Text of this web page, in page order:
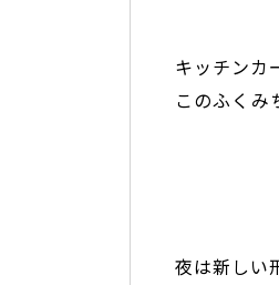
キッチンカ
このふくみ
夜は新しい